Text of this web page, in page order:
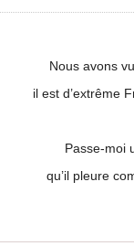
Nous avons
il est d’extrême
Passe-moi
qu’il pleure